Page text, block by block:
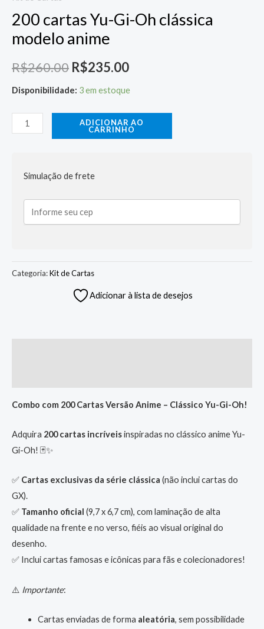
200 cartas Yu-Gi-Oh clássica
modelo anime
R$260.00 R$235.00
Disponibilidade: 3 em estoque
ADICIONAR AO
CARRINHO
Simulação de frete
Categoria:Kit de Cartas
Adicionar à lista de desejos
Combo com 200 Cartas Versão Anime – Clássico Yu-Gi-Oh!
Adquira 200 cartas incríveisinspiradas no clássico anime Yu-
Gi-Oh! 🃏✨
✅ Cartas exclusivas da série clássica (não inclui cartas do
GX).
✅ Tamanho oficial (9,7 x 6,7 cm), com laminação de alta
qualidade na frente e no verso, fiéis ao visual original do
desenho.
✅ Inclui cartas famosas e icônicas para fãs e colecionadores!
⚠️ Importante:
Cartas enviadas de forma aleatória, sem possibilidade